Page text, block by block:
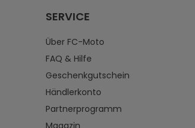
SERVICE
Über FC-Moto
FAQ & Hilfe
Geschenkgutschein
Händlerkonto
Partnerprogramm
Magazin